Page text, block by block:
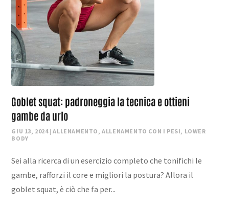
Goblet squat: padroneggia la tecnica e ottieni
gambe da urlo
GIU 13, 2024|ALLENAMENTO ,ALLENAMENTO CON I PESI, LOWER
BODY
Sei alla ricerca di un esercizio completo che tonifichi le
gambe, rafforzi il core e migliori la postura? Allora il
goblet squat, è ciò che fa per...